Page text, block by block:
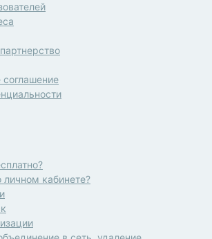
соглашение
кабинете?